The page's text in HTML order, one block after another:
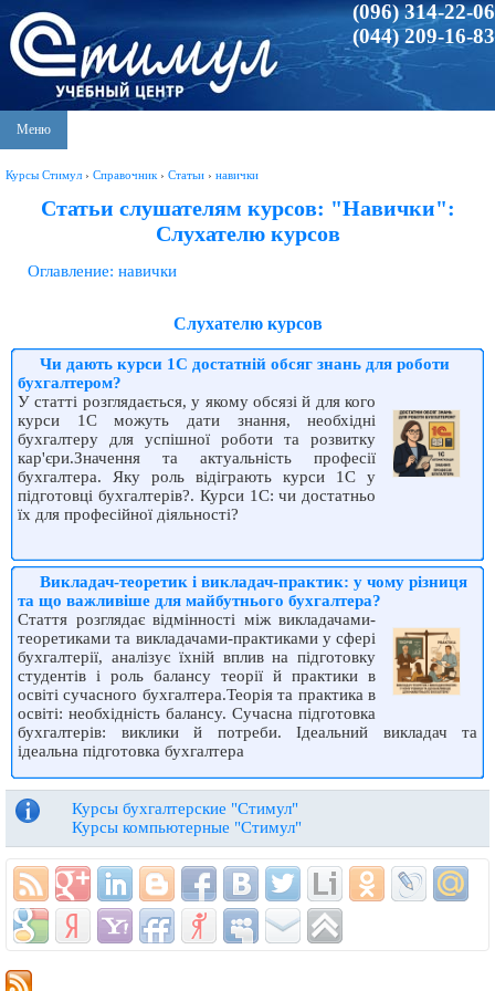
(096) 314-22-06
(044) 209-16-83
Меню
Курсы Стимул › Справочник › Статьи › навички
Статьи слушателям курсов: "Навички":
Слухателю курсов
Оглавление: навички
Слухателю курсов
Чи дають курси 1C достатній обсяг знань для роботи
бухгалтером?
У статті розглядається, у якому обсязі й для кого
курси 1C можуть дати знання, необхідні
бухгалтеру для успішної роботи та розвитку
кар'єри.Значення та актуальність професії
бухгалтера. Яку роль відіграють курси 1C у
підготовці бухгалтерів?. Курси 1C: чи достатньо
їх для професійної діяльності?
Викладач-теоретик і викладач-практик: у чому різниця
та що важливіше для майбутнього бухгалтера?
Стаття розглядає відмінності між викладачами-
теоретиками та викладачами-практиками у сфері
бухгалтерії, аналізує їхній вплив на підготовку
студентів і роль балансу теорії й практики в
освіті сучасного бухгалтера.Теорія та практика в
освіті: необхідність балансу. Сучасна підготовка
бухгалтерів: виклики й потреби. Ідеальний викладач та
ідеальна підготовка бухгалтера
Курсы бухгалтерские "Стимул"
Курсы компьютерные "Стимул"